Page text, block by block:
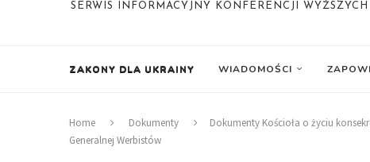
SERWIS INFORMACYJNY KONFERENCJI
ZAKONY DLA UKRAINY WIADOMOŚCI
Home Dokumenty Dokumenty Kościoła o życiu
Generalnej Werbistów